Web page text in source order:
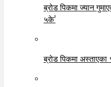
ब्रोड पिकमा ज्यान
५के’
ब्रोड पिकमा